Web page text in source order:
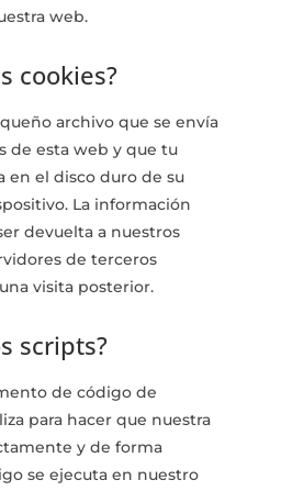
web.
cookies?
archivo que se envía
de esta web y que tu
en el disco duro de su
La información
devuelta a nuestros
de terceros
visita posterior.
scripts?
de código de
para hacer que nuestra
y de forma
se ejecuta en nuestro